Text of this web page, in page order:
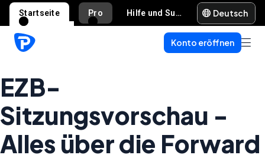
Startseite Pro Hilfe und Support Deutsch
Konto eröffnen
EZB-
Sitzungsvorschau -
Alles über die Forward